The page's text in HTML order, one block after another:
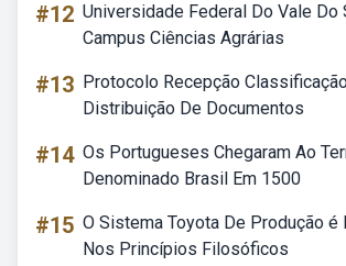
#12 Universidade Federal Do Vale Do
Campus Ciências Agrárias
#13 Protocolo Recepção
Distribuição De Documentos
#14 Os Portugueses Chegaram Ao
Denominado Brasil Em 1500
#15 O Sistema Toyota De Produção é
Nos Princípios Filosóficos